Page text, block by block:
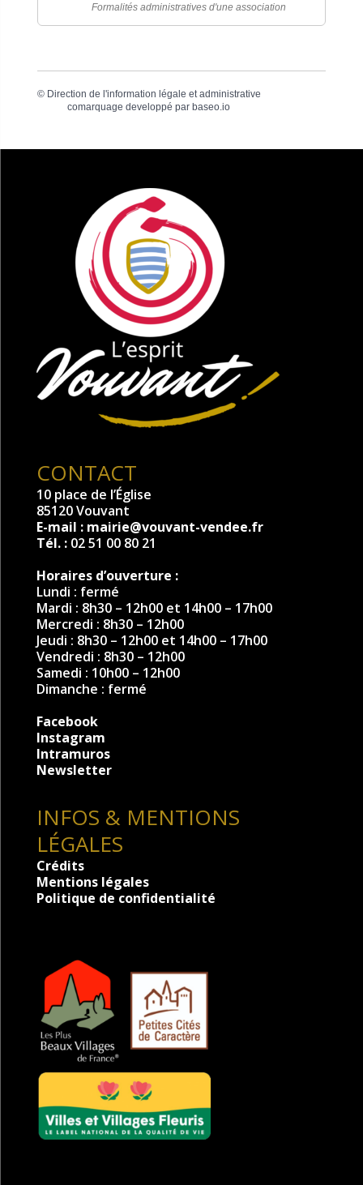
Formalités administratives d'une association
© Direction de l'information légale et administrative
comarquage developpé parbaseo.io
CONTACT
10 place de l’Église
85120 Vouvant
E-mail : mairie@vouvant-vendee.fr
Tél. : 02 51 00 80 21
Horaires d’ouverture :
Lundi : fermé
Mardi : 8h30 – 12h00 et 14h00 – 17h00
Mercredi : 8h30 – 12h00
Jeudi : 8h30 – 12h00 et 14h00 – 17h00
Vendredi : 8h30 – 12h00
Samedi : 10h00 – 12h00
Dimanche : fermé
Facebook
Instagram
Intramuros
Newsletter
INFOS & MENTIONS
LÉGALES
Crédits
Mentions légales
Politique de confidentialité